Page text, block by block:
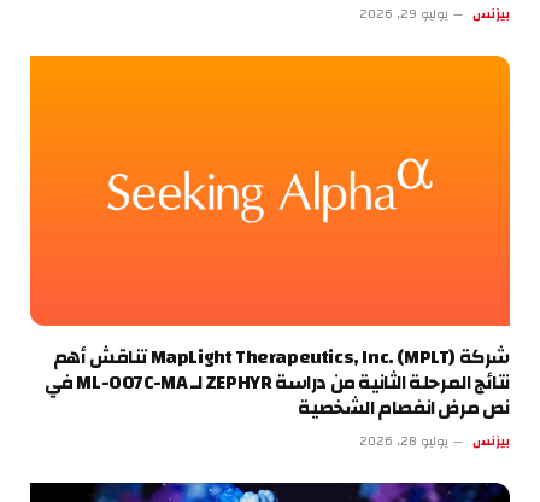
بيزنس يوليو 29, 2026
شركة MapLight Therapeutics, Inc. (MPLT) تناقش أهم
نتائج المرحلة الثانية من دراسة ZEPHYR لـ ML-007C-MA في
نص مرض انفصام الشخصية
بيزنس يوليو 28, 2026